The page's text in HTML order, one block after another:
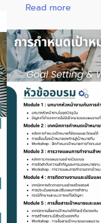
Read more